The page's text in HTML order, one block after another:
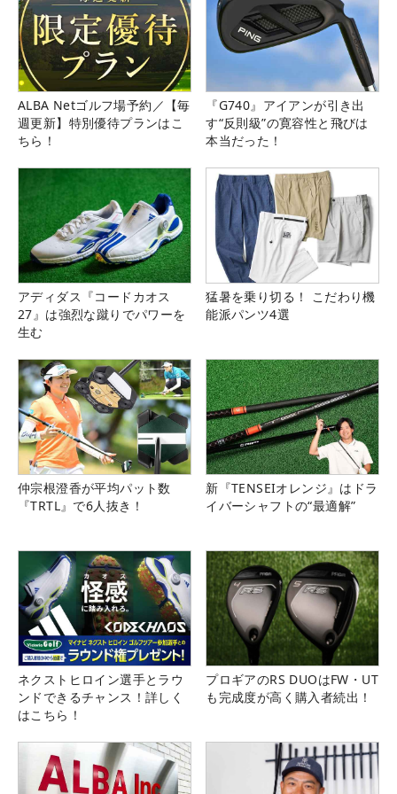
ALBA Netゴルフ場予約／【毎
週更新】特別優待プランはこ
ちら！
『G740』アイアンが引き出
す“反則級”の寛容性と飛びは
本当だった！
アディダス『コードカオス
27』は強烈な蹴りでパワーを
生む
猛暑を乗り切る！ こだわり機
能派パンツ4選
仲宗根澄香が平均パット数
『TRTL』で6人抜き！
新『TENSEIオレンジ』はドラ
イバーシャフトの“最適解”
ネクストヒロイン選手とラウ
ンドできるチャンス！詳しく
はこちら！
プロギアのRS DUOはFW・UT
も完成度が高く購入者続出！